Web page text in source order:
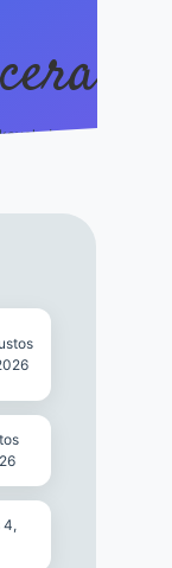
4,
giriş